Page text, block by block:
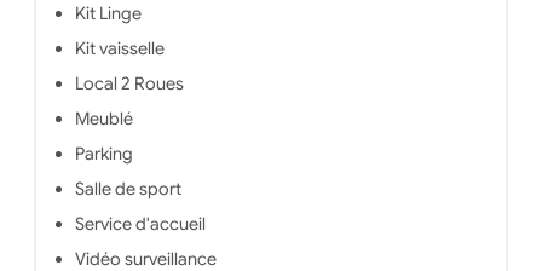
Kit Linge
Kit vaisselle
Local 2 Roues
Meublé
Parking
Salle de sport
Service d'accueil
Vidéo surveillance